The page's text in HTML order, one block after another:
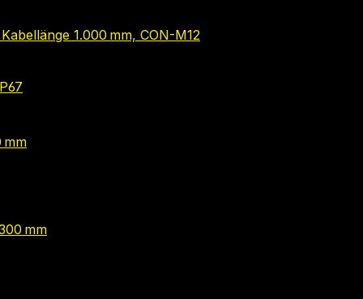
1.000 mm, CON-M12
mm
mm